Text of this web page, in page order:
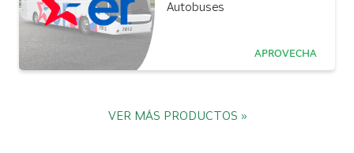
Autobuses
APROVECHA
VER MÁS PRODUCTOS »